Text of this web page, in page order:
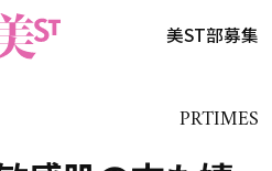
美ST部募集
PRTIMES